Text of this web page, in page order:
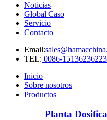
Noticias
Global Caso
Servicio
Contacto
Email:
TEL: 0086-15136236223
Inicio
Sobre nosotros
Productos
Planta